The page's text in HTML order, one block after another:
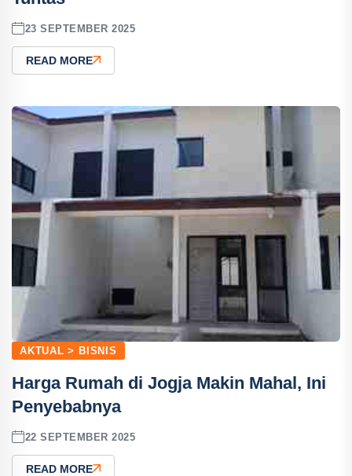
23 SEPTEMBER 2025
READ MORE
AKTUAL > BISNIS
Harga Rumah di Jogja Makin Mahal, Ini
Penyebabnya
22 SEPTEMBER 2025
READ MORE